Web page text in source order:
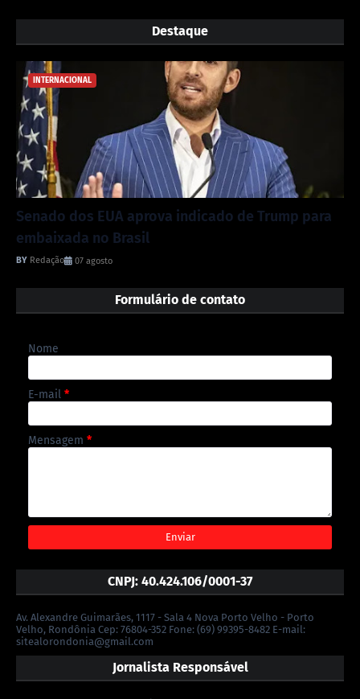
Destaque
INTERNACIONAL
Senado dos EUA aprova indicado de Trump para
embaixada no Brasil
Redação 07 agosto
Formulário de contato
Nome
E-mail *
Mensagem *
CNPJ: 40.424.106/0001-37
Av. Alexandre Guimarães, 1117 - Sala 4 Nova Porto Velho - Porto
Velho, Rondônia Cep: 76804-352 Fone: (69) 99395-8482 E-mail:
sitealorondonia@gmail.com
Jornalista Responsável